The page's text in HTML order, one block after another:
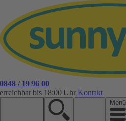
0848 / 19 96 00
erreichbar bis 18:00 Uhr Kontakt
Menü